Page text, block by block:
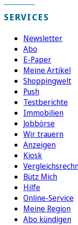
SERVICES
Newsletter
Abo
E-Paper
Meine Artikel
Shoppingwelt
Push
Testberichte
Immobilien
Jobbörse
Wir trauern
Anzeigen
Kiosk
Bütz Mich
Hilfe
Online-Service
Meine Region
Abo kündigen